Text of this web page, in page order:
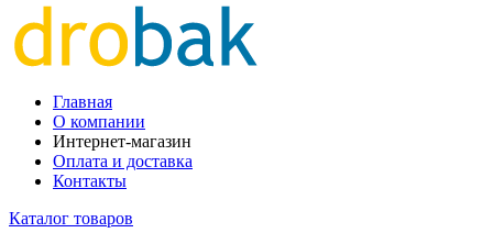
Главная
О компании
Интернет-магазин
Оплата и доставка
Контакты
Каталог товаров